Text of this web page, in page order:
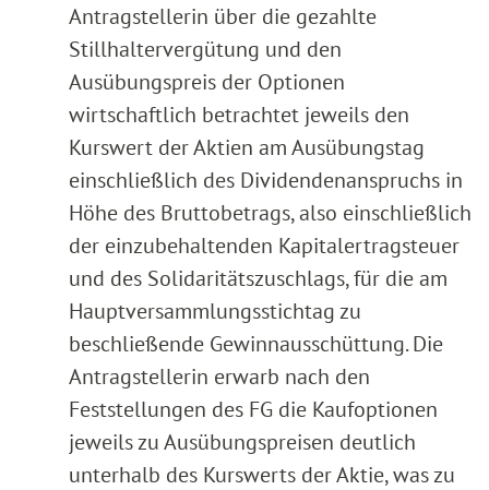
Antragstellerin über die gezahlte
Stillhaltervergütung und den
Ausübungspreis der Optionen
wirtschaftlich betrachtet jeweils den
Kurswert der Aktien am Ausübungstag
einschließlich des Dividendenanspruchs in
Höhe des Bruttobetrags, also einschließlich
der einzubehaltenden Kapitalertragsteuer
und des Solidaritätszuschlags, für die am
Hauptversammlungsstichtag zu
beschließende Gewinnausschüttung. Die
Antragstellerin erwarb nach den
Feststellungen des FG die Kaufoptionen
jeweils zu Ausübungspreisen deutlich
unterhalb des Kurswerts der Aktie, was zu